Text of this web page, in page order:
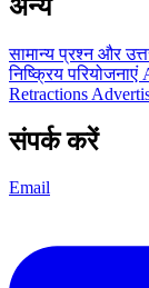
अन्य
सामान्य प्रश्न और
निष्क्रिय परियोजनाएं
Retractions
संपर्क करें
Email